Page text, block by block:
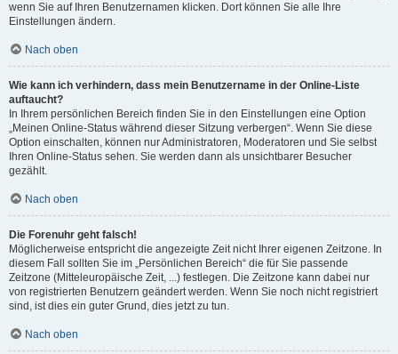
wenn Sie auf Ihren Benutzernamen klicken. Dort können Sie alle Ihre
Einstellungen ändern.
Nach oben
Wie kann ich verhindern, dass mein Benutzername in der Online-Liste
auftaucht?
In Ihrem persönlichen Bereich finden Sie in den Einstellungen eine Option
„Meinen Online-Status während dieser Sitzung verbergen“. Wenn Sie diese
Option einschalten, können nur Administratoren, Moderatoren und Sie selbst
Ihren Online-Status sehen. Sie werden dann als unsichtbarer Besucher
gezählt.
Nach oben
Die Forenuhr geht falsch!
Möglicherweise entspricht die angezeigte Zeit nicht Ihrer eigenen Zeitzone. In
diesem Fall sollten Sie im „Persönlichen Bereich“ die für Sie passende
Zeitzone (Mitteleuropäische Zeit, ...) festlegen. Die Zeitzone kann dabei nur
von registrierten Benutzern geändert werden. Wenn Sie noch nicht registriert
sind, ist dies ein guter Grund, dies jetzt zu tun.
Nach oben